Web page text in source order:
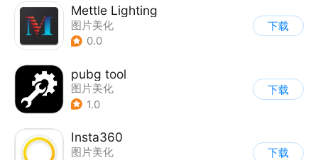
Mettle Lighting
图片美化
0.0
下载
pubg tool
图片美化
1.0
下载
Insta360
图片美化
下载